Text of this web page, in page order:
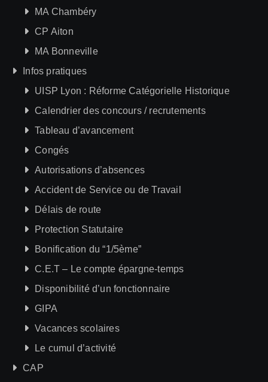
MA Chambéry
CP Aiton
MA Bonneville
Infos pratiques
UISP Lyon : Réforme Catégorielle Historique
Calendrier des concours / recrutements
Tableau d’avancement
Congés
Autorisations d’absences
Accident de Service ou de Travail
Délais de route
Protection Statutaire
Bonification du “1/5ème”
C.E.T – Le compte épargne-temps
Disponibilité d’un fonctionnaire
GIPA
Vacances scolaires
Le cumul d’activité
CAP